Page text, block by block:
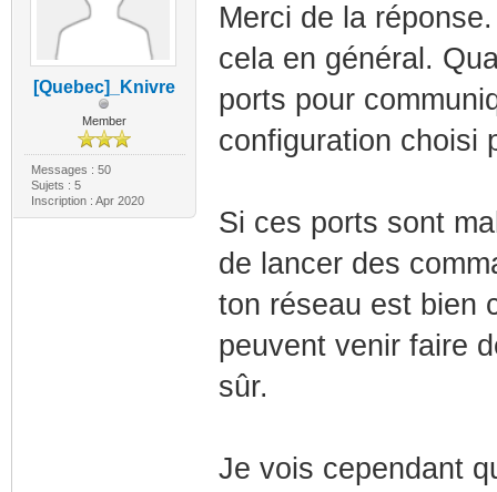
[Quebec]_Knivre
Member
Messages : 50
Sujets : 5
Inscription : Apr 2020
Merci de la
cela en général.
ports pour
configuration choisi
Si ces ports sont
de lancer des
ton réseau est bien
peuvent venir faire
sûr.
Je vois cependant